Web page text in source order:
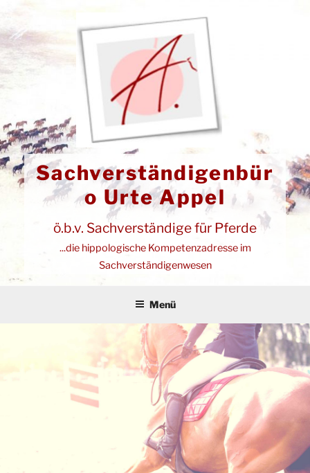
Inhalt
springen
Sachverständigenbür
o Urte Appel
ö.b.v. Sachverständige für Pferde
...die hippologische Kompetenzadresse im
Sachverständigenwesen
Menü